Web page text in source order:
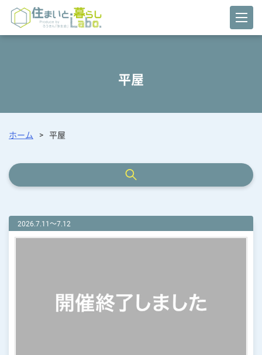
平屋
ホーム > 平屋
2026.7.11～7.12